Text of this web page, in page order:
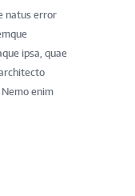
natus error
ipsa, quae
enim